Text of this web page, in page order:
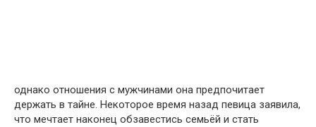
однако отношения с мужчинами она предпочитает
держать в тайне. Некоторое время назад певица заявила,
что мечтает наконец обзавестись семьёй и стать